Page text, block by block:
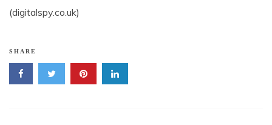
(digitalspy.co.uk)
SHARE